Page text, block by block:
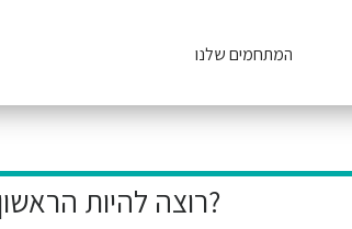
המתחמים שלנו
רוצה להיות הראשון לקבל את המבצעים הייחודיים שלנו?